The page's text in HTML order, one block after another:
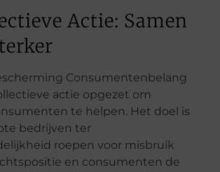
Actie: Samen
Consumentenbelang
actie opgezet om
te helpen. Het doel is
bedrijven ter
roepen voor misbruik
en consumenten de